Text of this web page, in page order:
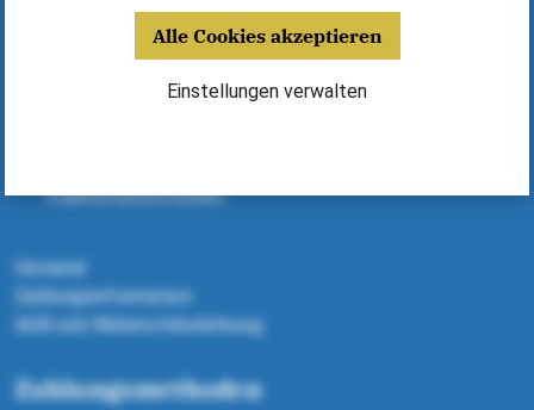
Alle Cookies akzeptieren
Einstellungen verwalten
Harmonikas, Kurse, Noten - alles aus einer Hand
Traditionsherstellern
Versand
Zahlungsinformation
AGB und Widerrufsbelehrung
Zahlungsmethoden